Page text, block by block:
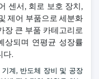
센서, 회로 보호 장치,
제어 부품으로 세분화
장 큰 부품 카테고리로
상되며 연평균 성장률
다.
기계, 반도체 장비 및 공장